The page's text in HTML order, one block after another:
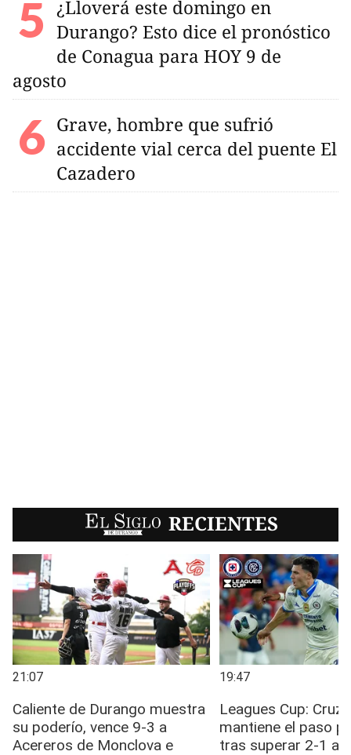
¿Lloverá este domingo en
Durango? Esto dice el pronóstico
de Conagua para HOY 9 de
agosto
Grave, hombre que sufrió
accidente vial cerca del puente El
Cazadero
EL SIGLO RECIENTES